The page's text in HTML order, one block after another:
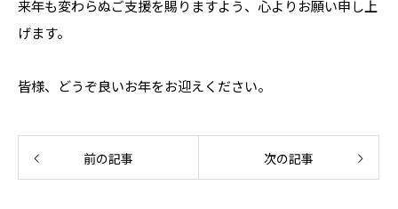
来年も変わらぬご支援を賜りますよう、心よりお願い申し上
げます。
皆様、どうぞ良いお年をお迎えください。
前の記事 次の記事